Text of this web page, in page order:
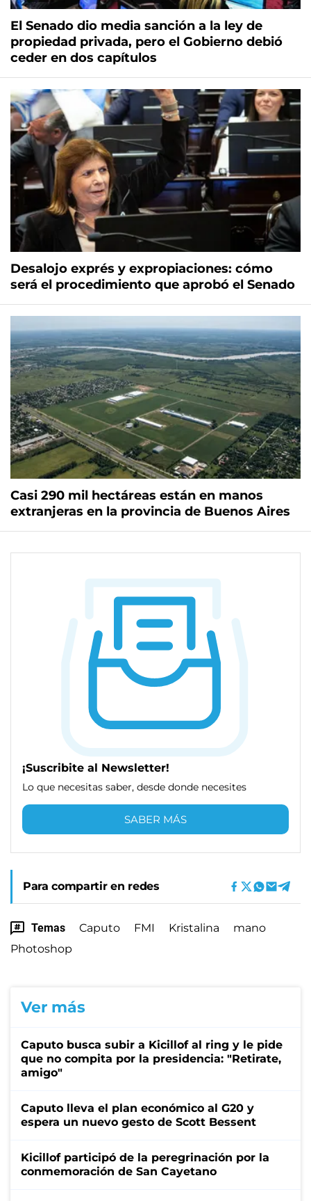
El Senado dio media sanción a la ley de
propiedad privada, pero el Gobierno debió
ceder en dos capítulos
Desalojo exprés y expropiaciones: cómo
será el procedimiento que aprobó el Senado
Casi 290 mil hectáreas están en manos
extranjeras en la provincia de Buenos Aires
¡Suscribite al Newsletter!
Lo que necesitas saber, desde donde necesites
SABER MÁS
Para compartir en redes
Temas Caputo FMI Kristalina
mano
Photoshop
Ver más
Caputo busca subir a Kicillof al ring y le pide
que no compita por la presidencia: "Retirate,
amigo"
Caputo lleva el plan económico al G20 y
espera un nuevo gesto de Scott Bessent
Kicillof participó de la peregrinación por la
conmemoración de San Cayetano